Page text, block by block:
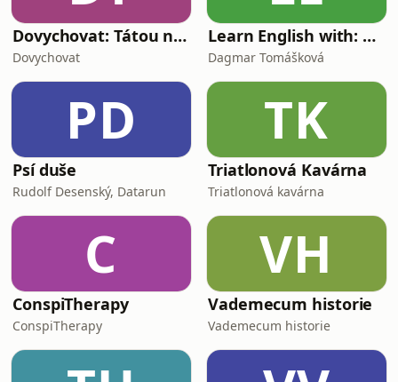
Dovychovat: Tátou na celý život
Dovychovat
Learn English with: My Life and Other Funny Stories
Dagmar Tomášková
PD
Psí duše
Rudolf Desenský, Datarun
TK
Triatlonová Kavárna
Triatlonová kavárna
C
ConspiTherapy
ConspiTherapy
VH
Vademecum historie
Vademecum historie